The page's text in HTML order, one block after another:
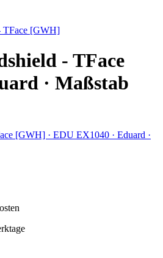
TFace [GWH]
- TFace
· Maßstab